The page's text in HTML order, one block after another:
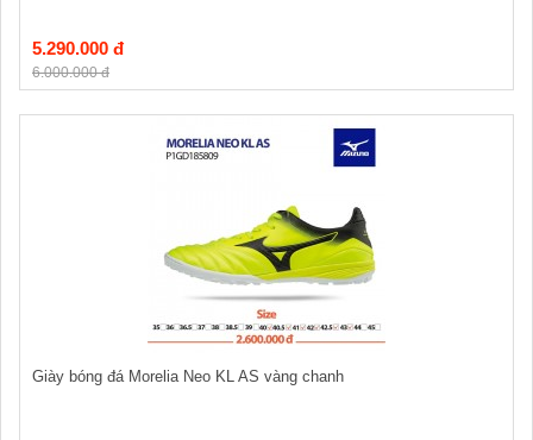
5.290.000 đ
6.000.000 đ
Giày bóng đá Morelia Neo KL AS vàng chanh